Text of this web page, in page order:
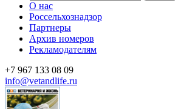
О нас
Россельхознадзор
Партнеры
Архив номеров
Рекламодателям
+7 967 133 08 09
info@vetandlife.ru